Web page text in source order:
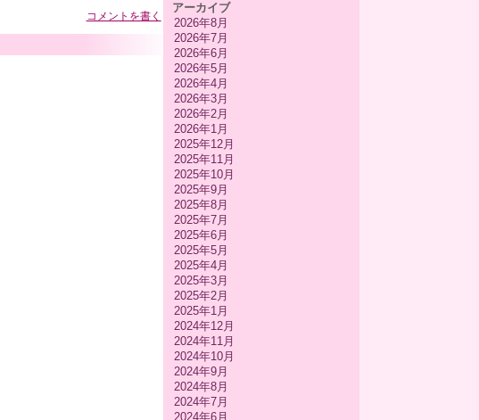
アーカイブ
2026年8月
2026年7月
2026年6月
2026年5月
2026年4月
2026年3月
2026年2月
2026年1月
2025年12月
2025年11月
2025年10月
2025年9月
2025年8月
2025年7月
2025年6月
2025年5月
2025年4月
2025年3月
2025年2月
2025年1月
2024年12月
2024年11月
2024年10月
2024年9月
2024年8月
2024年7月
2024年6月
コメントを書く